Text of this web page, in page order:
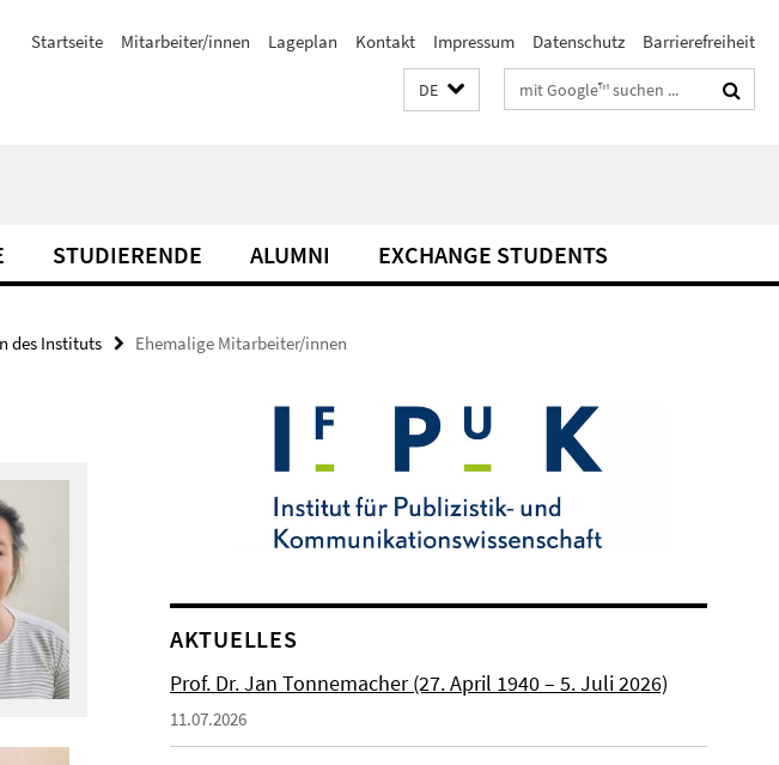
Startseite Mitarbeiter/innen Lageplan Kontakt Impressum Datenschutz Barrierefreiheit
DE Suchbegriffe
STUDIERENDE ALUMNI EXCHANGE STUDENTS
des Instituts Ehemalige Mitarbeiter/innen
AKTUELLES
Prof. Dr. Jan Tonnemacher (27. April 1940 – 5. Juli 2026)
11.07.2026